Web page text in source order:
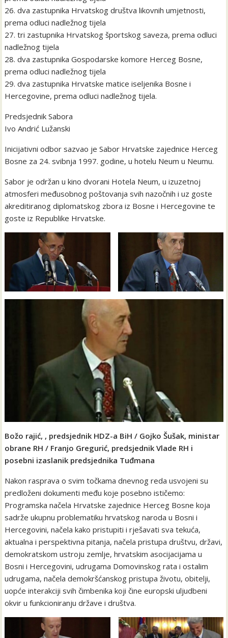
26. dva zastupnika Hrvatskog društva likovnih umjetnosti,
prema odluci nadležnog tijela
27. tri zastupnika Hrvatskog športskog saveza, prema odluci
nadležnog tijela
28. dva zastupnika Gospodarske komore Herceg Bosne,
prema odluci nadležnog tijela
29. dva zastupnika Hrvatske matice iseljenika Bosne i
Hercegovine, prema odluci nadležnog tijela.
Predsjednik Sabora
Ivo Andrić Lužanski
Inicijativni odbor sazvao je Sabor Hrvatske zajednice Herceg
Bosne za 24. svibnja 1997. godine, u hotelu Neum u Neumu.
Sabor je održan u kino dvorani Hotela Neum, u izuzetnoj
atmosferi međusobnog poštovanja svih nazočnih i uz goste
akreditiranog diplomatskog zbora iz Bosne i Hercegovine te
goste iz Republike Hrvatske.
Božo rajić, , predsjednik HDZ-a BiH / Gojko Šušak, ministar
obrane RH / Franjo Gregurić, predsjednik Vlade RH i
posebni izaslanik predsjednika Tuđmana
Nakon rasprava o svim točkama dnevnog reda usvojeni su
predloženi dokumenti među koje posebno ističemo:
Programska načela Hrvatske zajednice Herceg Bosne koja
sadrže ukupnu problematiku hrvatskog naroda u Bosni i
Hercegovini, načela kako pristupiti i rješavati sva tekuća,
aktualna i perspektivna pitanja, načela pristupa društvu, državi,
demokratskom ustroju zemlje, hrvatskim asocijacijama u
Bosni i Hercegovini, udrugama Domovinskog rata i ostalim
udrugama, načela demokršćanskog pristupa životu, obitelji,
uopće interakciji svih čimbenika koji čine europski uljudbeni
okvir u funkcioniranju države i društva.